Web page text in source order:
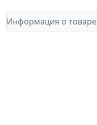
Информация о товаре